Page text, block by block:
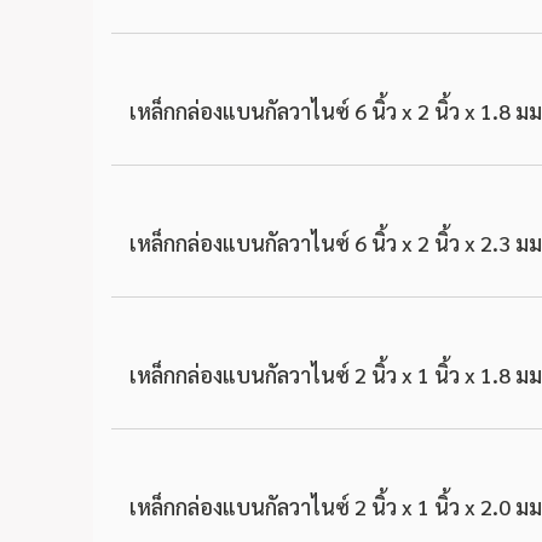
เหล็กกล่องแบนกัลวาไนซ์ 6 นิ้ว x 2 นิ้ว x 1.8 ม
เหล็กกล่องแบนกัลวาไนซ์ 6 นิ้ว x 2 นิ้ว x 2.3 ม
เหล็กกล่องแบนกัลวาไนซ์ 2 นิ้ว x 1 นิ้ว x 1.8 ม
เหล็กกล่องแบนกัลวาไนซ์ 2 นิ้ว x 1 นิ้ว x 2.0 ม